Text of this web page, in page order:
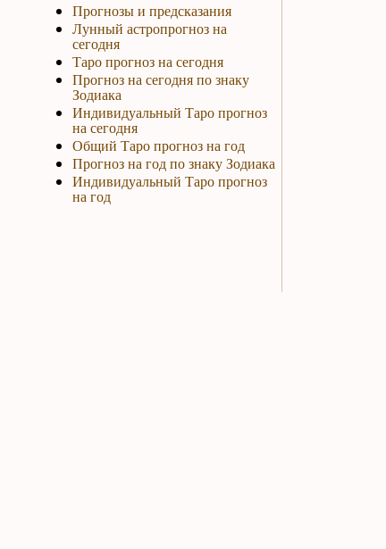
Прогнозы и предсказания
Лунный астропрогноз на
сегодня
Таро прогноз на сегодня
Прогноз на сегодня по знаку
Зодиака
Индивидуальный Таро прогноз
на сегодня
Общий Таро прогноз на год
Прогноз на год по знаку Зодиака
Индивидуальный Таро прогноз
на год